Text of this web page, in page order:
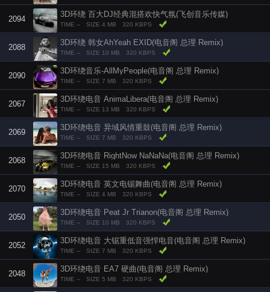
2094
3D环绕 百大DJ经典混搭欢快气氛(飞创音乐传媒)
TIME -- SIZE 4 MB 320 KBPS
2088
3D环绕 韩女AhYeah EXID(电音阁 总理 Remix)
TIME -- SIZE 10 MB 320 KBPS
2090
3D环绕音乐-AllMyPeople(电音阁 总理 Remix)
TIME -- SIZE 7 MB 320 KBPS
2067
3D环绕电音 AnimaLibera(电音阁 总理 Remix)
TIME -- SIZE 13 MB 320 KBPS
2069
3D环绕电音 异域风情重鼓(电音阁 总理 Remix)
TIME -- SIZE 7 MB 320 KBPS
2068
3D环绕电音 RightNow NaNaNa(电音阁 总理 Remix)
TIME -- SIZE 15 MB 320 KBPS
2070
3D环绕电音 英文电锯舞曲(电音阁 总理 Remix)
TIME -- SIZE 4 MB 320 KBPS
2050
3D环绕电音 Peat Jr Trianon(电音阁 总理 Remix)
TIME -- SIZE 10 MB 320 KBPS
2052
3D环绕电音 大锯重低音强悍电音(电音阁 总理 Remix)
TIME -- SIZE 7 MB 320 KBPS
2048
3D环绕电音 EA7 硬曲(电音阁 总理 Remix)
TIME -- SIZE 5 MB 320 KBPS